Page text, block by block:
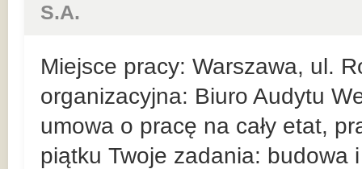
S.A.
Miejsce pracy: Warszawa, ul.
organizacyjna: Biuro Audytu
umowa o pracę na cały etat,
piątku Twoje zadania: budowa